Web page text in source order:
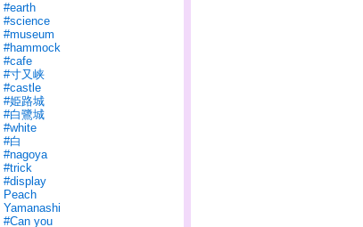
#earth
#science
#museum
#hammock
#cafe
#寸又峡
#castle
#姫路城
#白鷺城
#white
#白
#nagoya
#trick
#display
Peach
Yamanashi
#Can you